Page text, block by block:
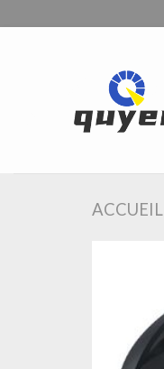
ACCUEIL